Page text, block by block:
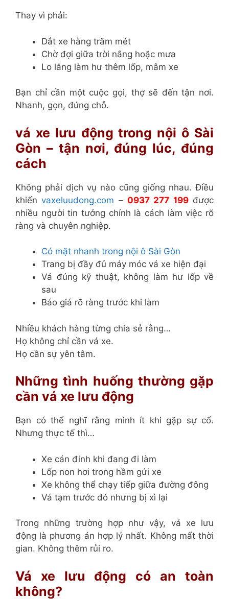
Thay vì phải:
Dắt xe hàng trăm mét
Chờ đợi giữa trời nắng hoặc mưa
Lo lắng làm hư thêm lốp, mâm xe
Bạn chỉ cần một cuộc gọi, thợ sẽ đến tận nơi.
Nhanh, gọn, đúng chỗ.
vá xe lưu động trong nội ô Sài
Gòn – tận nơi, đúng lúc, đúng
cách
Không phải dịch vụ nào cũng giống nhau. Điều
khiếnvaxeluudong.com –0937 277 199được
nhiều người tin tưởng chính là cách làm việc rõ
ràng và chuyên nghiệp.
Có mặt nhanh trong nội ô Sài Gòn
Trang bị đầy đủ máy móc vá xe hiện đại
Vá đúng kỹ thuật, không làm hư lốp về
sau
Báo giá rõ ràng trước khi làm
Nhiều khách hàng từng chia sẻ rằng…
Họ không chỉ cần vá xe.
Họ cần sự yên tâm.
Những tình huống thường gặp
cần vá xe lưu động
Bạn có thể nghĩ rằng mình ít khi gặp sự cố.
Nhưng thực tế thì…
Xe cán đinh khi đang đi làm
Lốp non hơi trong hầm gửi xe
Xe không thể chạy tiếp giữa đường đông
Vá tạm trước đó nhưng bị xì lại
Trong những trường hợp như vậy, vá xe lưu
động là phương án hợp lý nhất. Không mất thời
gian. Không thêm rủi ro.
Vá xe lưu động có an toàn
không?